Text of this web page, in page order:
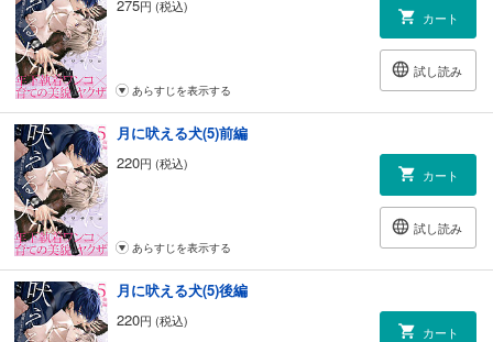
275円 (税込)
カート
試し読み
あらすじを表示する
月に吠える犬(5)前編
220円 (税込)
カート
試し読み
あらすじを表示する
月に吠える犬(5)後編
220円 (税込)
カート